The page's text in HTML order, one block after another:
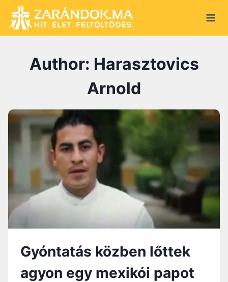
content
Author: Harasztovics
Arnold
Gyóntatás közben lőttek
agyon egy mexikói papot